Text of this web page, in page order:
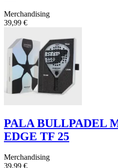
Merchandising
39,99 €
PALA BULLPADEL
EDGE TF 25
Merchandising
39,99 €